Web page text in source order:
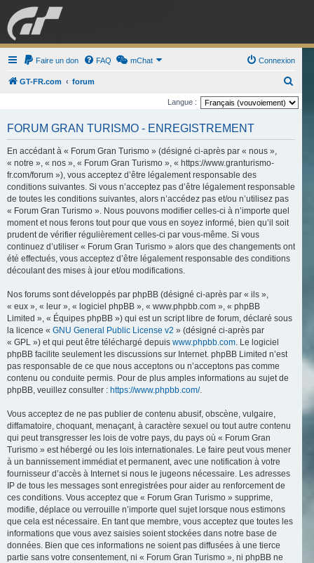
GRAN TURISMO FORUM
BOUTIQUE
Faire un don FAQ mChat Connexion
GT-FR.com forum
e
Langue :
FORUM GRAN TURISMO - ENREGISTREMENT
En accédant à « Forum Gran Turismo » (désigné ci-après par « nous »,
« notre », « nos », « Forum Gran Turismo », « https://www.granturismo-
fr.com/forum »), vous acceptez d’être légalement responsable des
conditions suivantes. Si vous n’acceptez pas d’être légalement responsable
de toutes les conditions suivantes, alors n’accédez pas et/ou n’utilisez pas
« Forum Gran Turismo ». Nous pouvons modifier celles-ci à n’importe quel
moment et nous ferons tout pour que vous en soyez informé, bien qu’il soit
prudent de vérifier régulièrement celles-ci par vous-même. Si vous
continuez d’utiliser « Forum Gran Turismo » alors que des changements ont
été effectués, vous acceptez d’être légalement responsable des conditions
découlant des mises à jour et/ou modifications.
Nos forums sont développés par phpBB (désigné ci-après par « ils »,
« eux », « leur », « logiciel phpBB », « www.phpbb.com », « phpBB
Limited », « Équipes phpBB ») qui est un script libre de forum, déclaré sous
la licence « GNU General Public License v2 » (désigné ci-après par
« GPL ») et qui peut être téléchargé depuis www.phpbb.com. Le logiciel
phpBB facilite seulement les discussions sur Internet. phpBB Limited n’est
pas responsable de ce que nous acceptons ou n’acceptons pas comme
contenu ou conduite permis. Pour de plus amples informations au sujet de
phpBB, veuillez consulter : https://www.phpbb.com/.
Vous acceptez de ne pas publier de contenu abusif, obscène, vulgaire,
diffamatoire, choquant, menaçant, à caractère sexuel ou tout autre contenu
qui peut transgresser les lois de votre pays, du pays où « Forum Gran
Turismo » est hébergé ou les lois internationales. Le faire peut vous mener
à un bannissement immédiat et permanent, avec une notification à votre
fournisseur d’accès à Internet si nous le jugeons nécessaire. Les adresses
IP de tous les messages sont enregistrées pour aider au renforcement de
ces conditions. Vous acceptez que « Forum Gran Turismo » supprime,
modifie, déplace ou verrouille n’importe quel sujet lorsque nous estimons
que cela est nécessaire. En tant que membre, vous acceptez que toutes les
informations que vous avez saisies soient stockées dans notre base de
données. Bien que ces informations ne soient pas diffusées à une tierce
partie sans votre consentement, ni « Forum Gran Turismo », ni phpBB ne